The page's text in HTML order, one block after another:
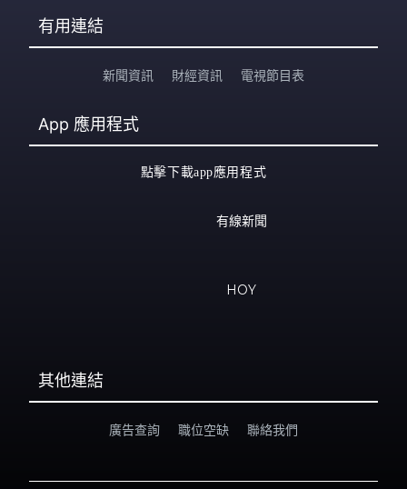
有用連結
新聞資訊 財經資訊 電視節目表
App 應用程式
點擊下載app應用程式
有線新聞
HOY
其他連結
廣告查詢 職位空缺 聯絡我們